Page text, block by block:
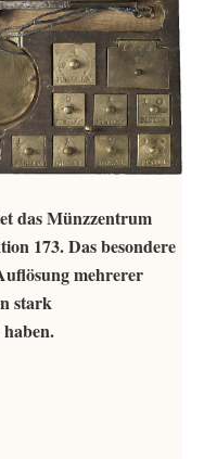
das Münzzentrum
173. Das besondere
mehrerer
stark